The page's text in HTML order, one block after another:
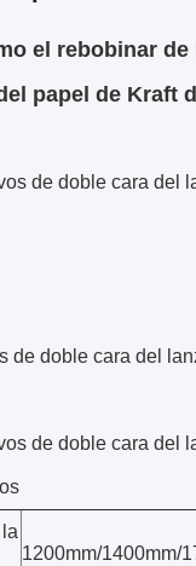
el rebobinar
papel de Kraft
de doble cara del
de doble cara del
de doble cara del
1200mm/1400mm/